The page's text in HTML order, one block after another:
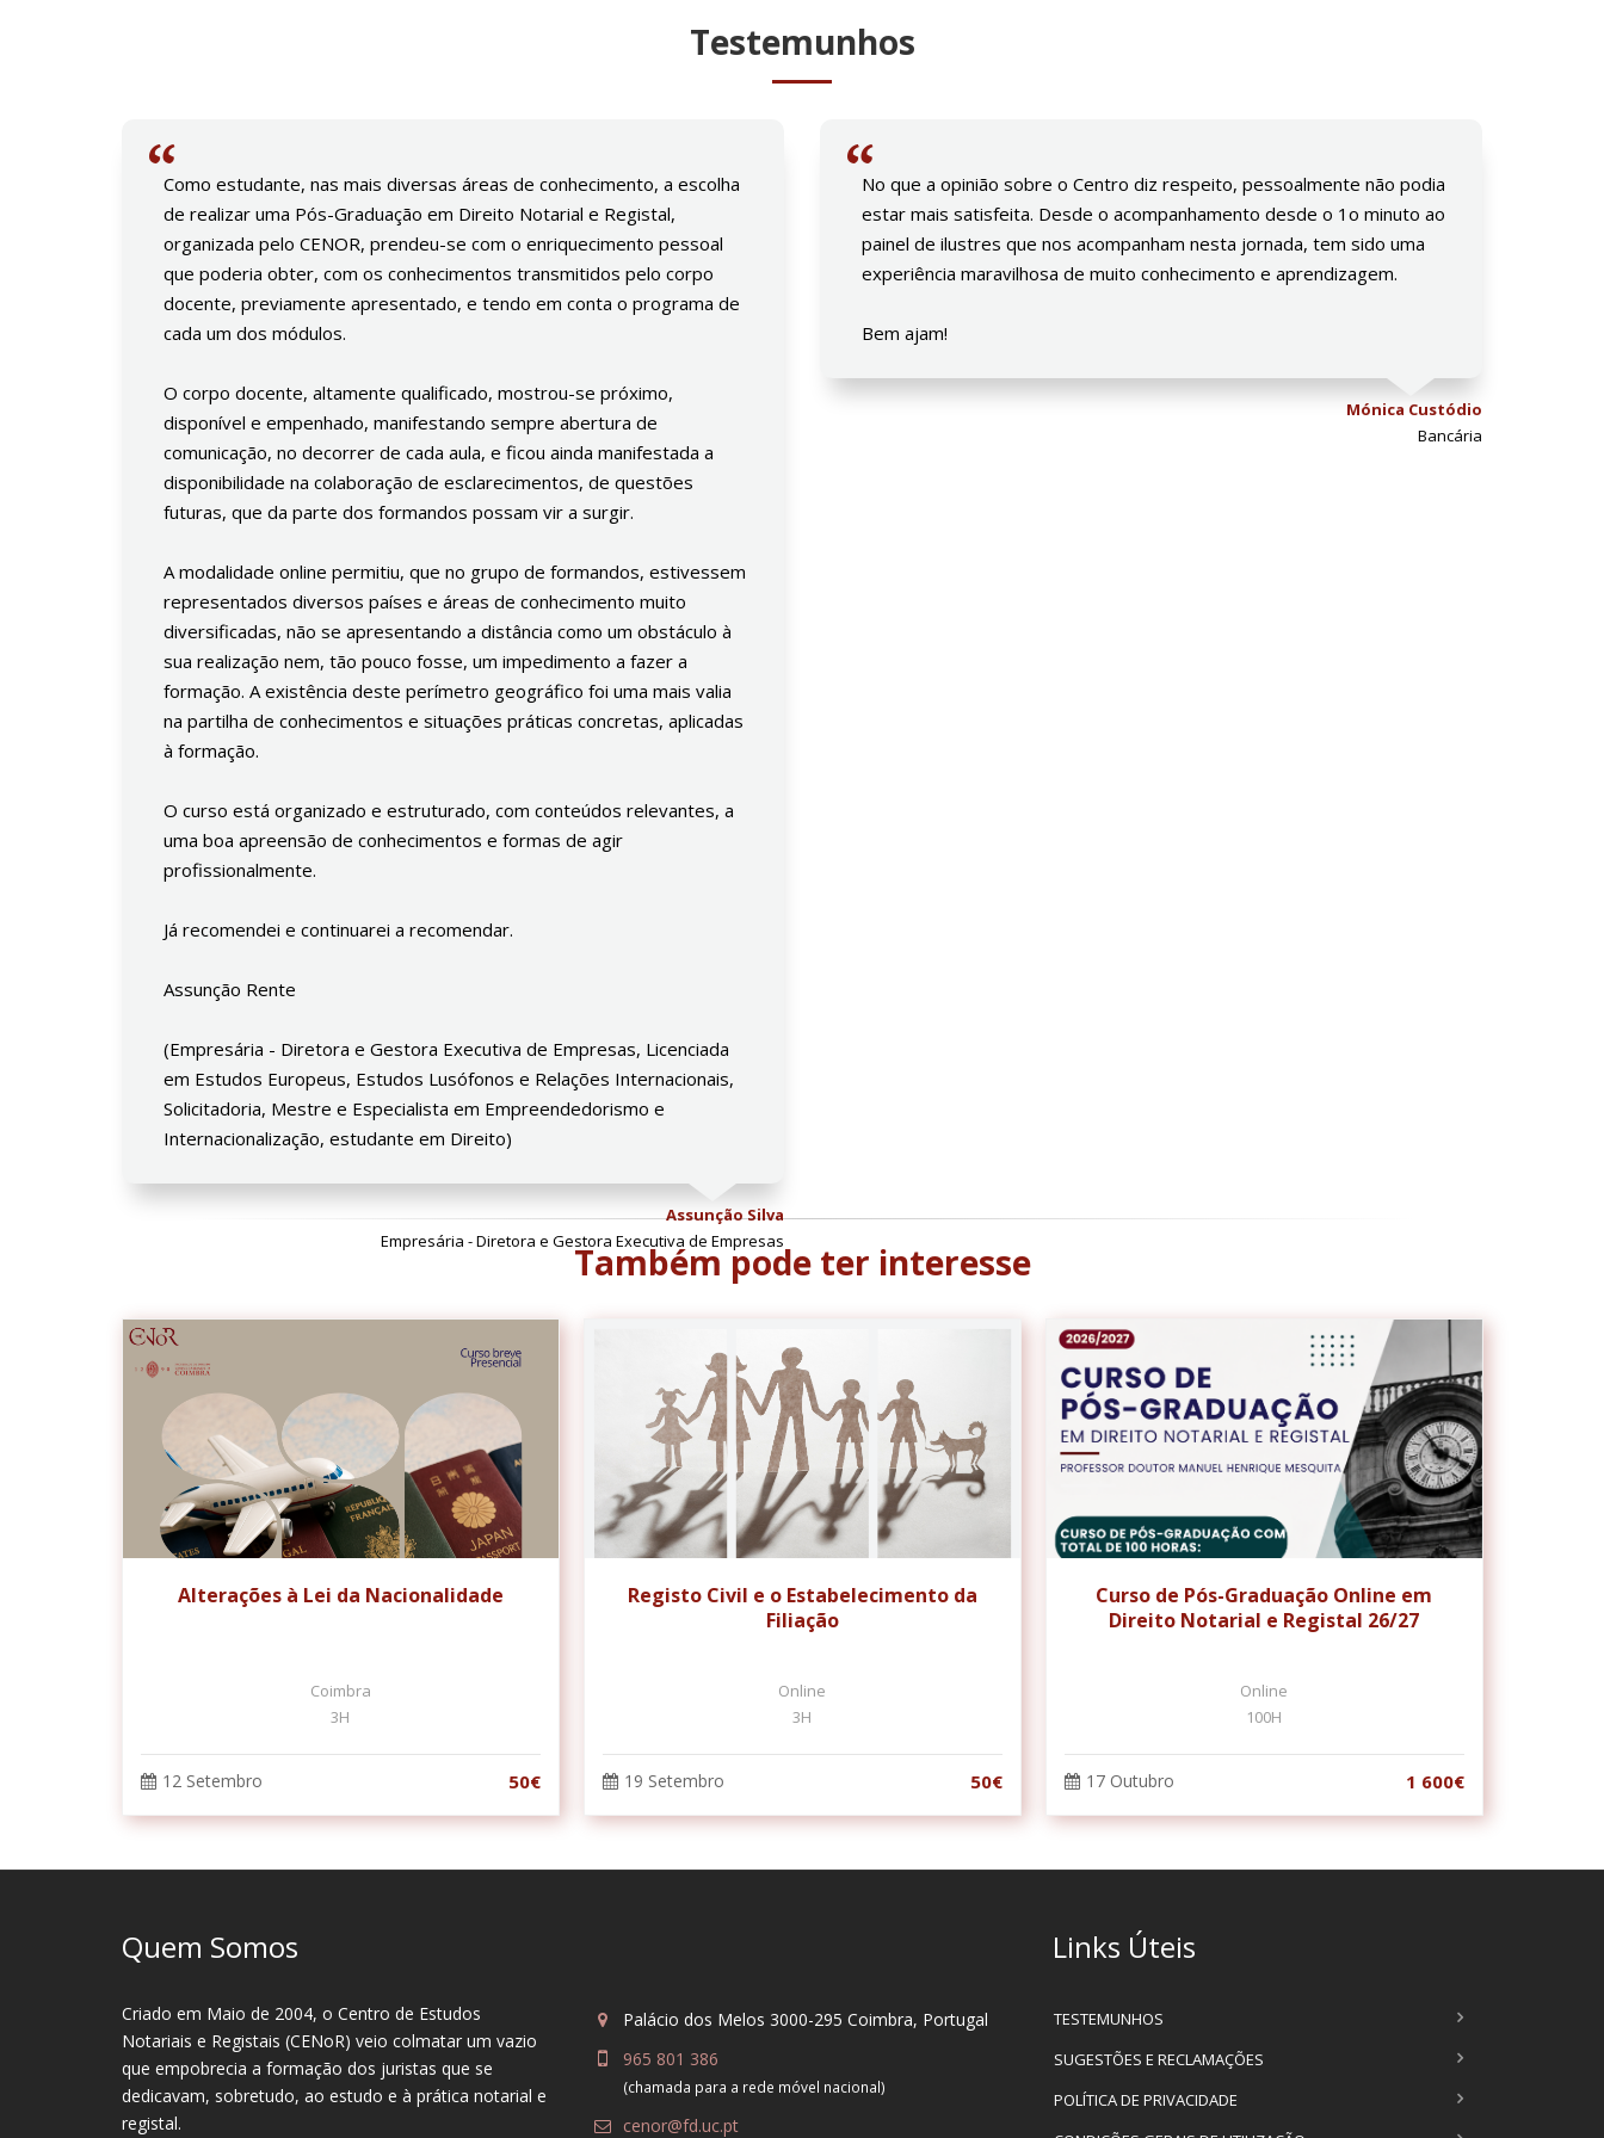
Testemunhos
Como estudante, nas mais diversas áreas de conhecimento, a escolha
de realizar uma Pós-Graduação em Direito Notarial e Registal,
organizada pelo CENOR, prendeu-se com o enriquecimento pessoal
que poderia obter, com os conhecimentos transmitidos pelo corpo
docente, previamente apresentado, e tendo em conta o programa de
cada um dos módulos.
O corpo docente, altamente qualificado, mostrou-se próximo,
disponível e empenhado, manifestando sempre abertura de
comunicação, no decorrer de cada aula, e ficou ainda manifestada a
disponibilidade na colaboração de esclarecimentos, de questões
futuras, que da parte dos formandos possam vir a surgir.
A modalidade online permitiu, que no grupo de formandos, estivessem
representados diversos países e áreas de conhecimento muito
diversificadas, não se apresentando a distância como um obstáculo à
sua realização nem, tão pouco fosse, um impedimento a fazer a
formação. A existência deste perímetro geográfico foi uma mais valia
na partilha de conhecimentos e situações práticas concretas, aplicadas
à formação.
O curso está organizado e estruturado, com conteúdos relevantes, a
uma boa apreensão de conhecimentos e formas de agir
profissionalmente.
Já recomendei e continuarei a recomendar.
Assunção Rente
(Empresária - Diretora e Gestora Executiva de Empresas, Licenciada
em Estudos Europeus, Estudos Lusófonos e Relações Internacionais,
Solicitadoria, Mestre e Especialista em Empreendedorismo e
Internacionalização, estudante em Direito)
Assunção Silva
Empresária - Diretora e Gestora Executiva de Empresas
No que a opinião sobre o Centro diz respeito, pessoalmente não podia
estar mais satisfeita. Desde o acompanhamento desde o 1o minuto ao
painel de ilustres que nos acompanham nesta jornada, tem sido uma
experiência maravilhosa de muito conhecimento e aprendizagem.
Bem ajam!
Mónica Custódio
Bancária
Também pode ter interesse
Alterações à Lei da Nacionalidade
Coimbra
3H
12 Setembro 50€
Registo Civil e o Estabelecimento da
Filiação
Online
3H
19 Setembro 50€
Curso de Pós-Graduação Online em
Direito Notarial e Registal 26/27
Online
100H
17 Outubro 1 600€
Quem Somos
Criado em Maio de 2004, o Centro de Estudos
Notariais e Registais (CENoR) veio colmatar um vazio
que empobrecia a formação dos juristas que se
dedicavam, sobretudo, ao estudo e à prática notarial e
registal.
Palácio dos Melos 3000-295 Coimbra, Portugal
965 801 386
(chamada para a rede móvel nacional)
cenor@fd.uc.pt
Links Úteis
TESTEMUNHOS
SUGESTÕES E RECLAMAÇÕES
POLÍTICA DE PRIVACIDADE